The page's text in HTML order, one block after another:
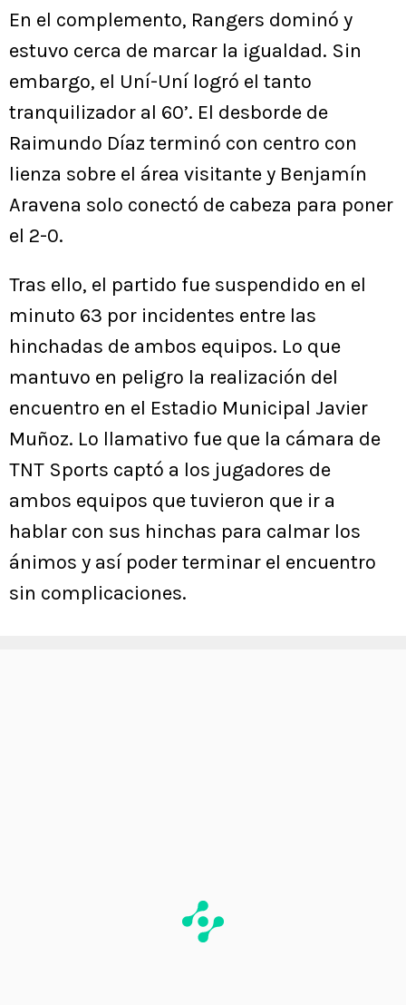
En el complemento, Rangers dominó y
estuvo cerca de marcar la igualdad. Sin
embargo, el Uní-Uní logró el tanto
tranquilizador al 60’. El desborde de
Raimundo Díaz terminó con centro con
lienza sobre el área visitante y Benjamín
Aravena solo conectó de cabeza para poner
el 2-0.
Tras ello, el partido fue suspendido en el
minuto 63 por incidentes entre las
hinchadas de ambos equipos. Lo que
mantuvo en peligro la realización del
encuentro en el Estadio Municipal Javier
Muñoz. Lo llamativo fue que la cámara de
TNT Sports captó a los jugadores de
ambos equipos que tuvieron que ir a
hablar con sus hinchas para calmar los
ánimos y así poder terminar el encuentro
sin complicaciones.